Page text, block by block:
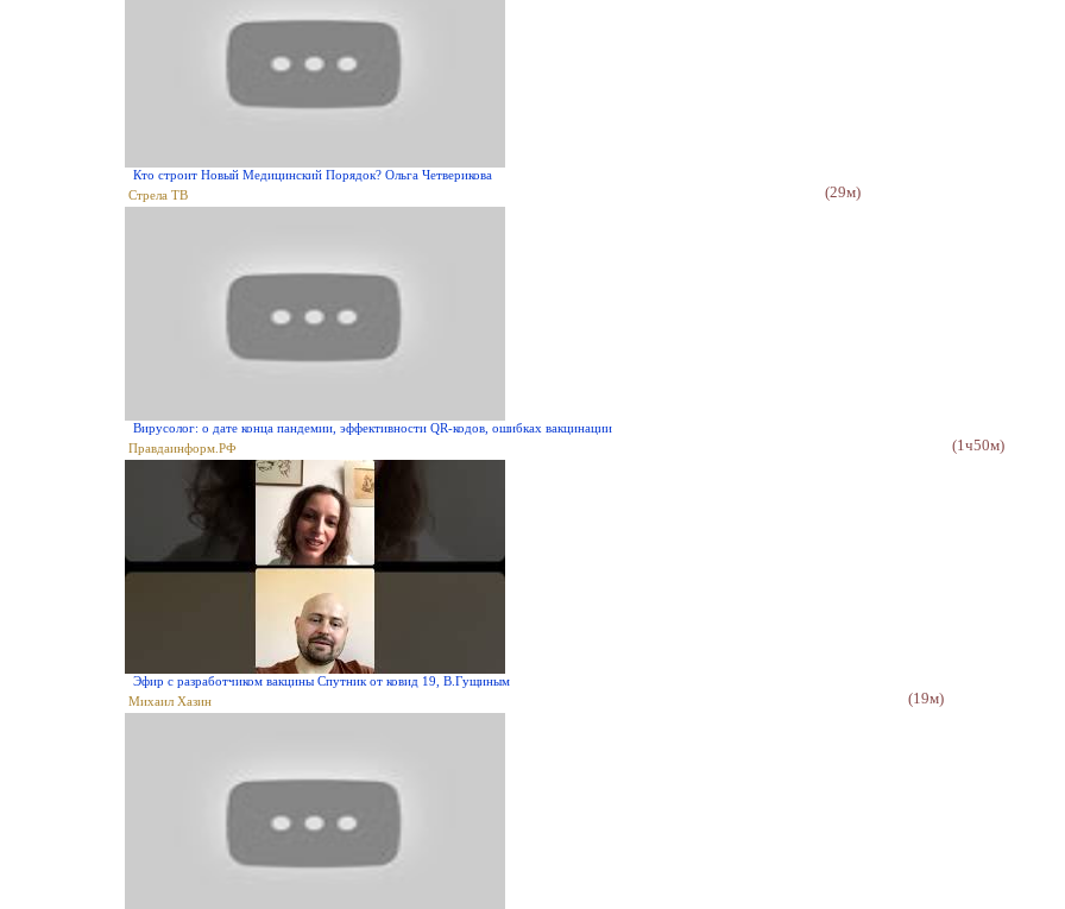
Кто строит Новый Медицинский Порядок? Ольга Четверикова
Стрела ТВ
(29м)
Вирусолог: о дате конца пандемии, эффективности QR-кодов, ошибках вакцинации
Правдаинформ.РФ
(1ч50м)
Эфир с разработчиком вакцины Спутник от ковид 19, В.Гущиным
Михаил Хазин
(19м)